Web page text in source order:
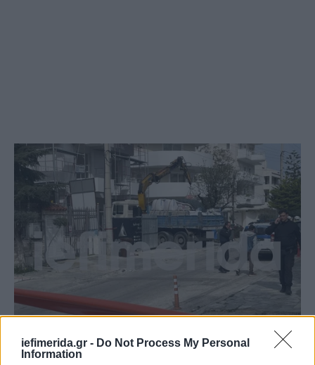
iefimerida.gr - Do Not Process My Personal
Information